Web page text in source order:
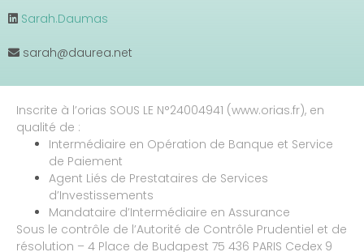
Sarah.Daumas
sarah@daurea.net
Inscrite à l’orias SOUS LE N°24004941 (www.orias.fr), en
qualité de :
Intermédiaire en Opération de Banque et Service
de Paiement
Agent Liés de Prestataires de Services
d’Investissements
Mandataire d’Intermédiaire en Assurance
Sous le contrôle de l’Autorité de Contrôle Prudentiel et de
résolution – 4 Place de Budapest 75 436 PARIS Cedex 9